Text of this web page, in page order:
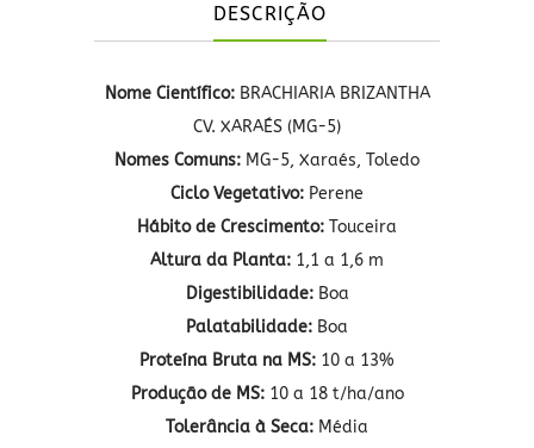
DESCRIÇÃO
Nome Científico:BRACHIARIA BRIZANTHA
CV. XARAÉS (MG-5)
Nomes Comuns: MG-5, Xaraés, Toledo
Ciclo Vegetativo: Perene
Hábito de Crescimento: Touceira
Altura da Planta: 1,1 a 1,6 m
Digestibilidade:Boa
Palatabilidade: Boa
Proteína Bruta na MS: 10 a 13%
Produção de MS:10 a 18 t/ha/ano
Tolerância à Seca: Média